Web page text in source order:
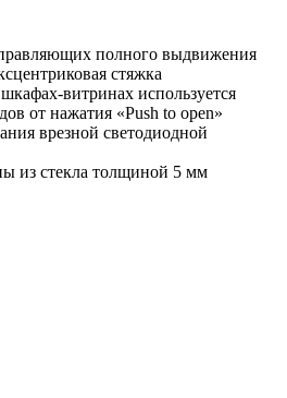
полного выдвижения
стяжка
витринах используется
от нажатия «Push to open»
врезной светодиодной
из стекла толщиной 5 мм